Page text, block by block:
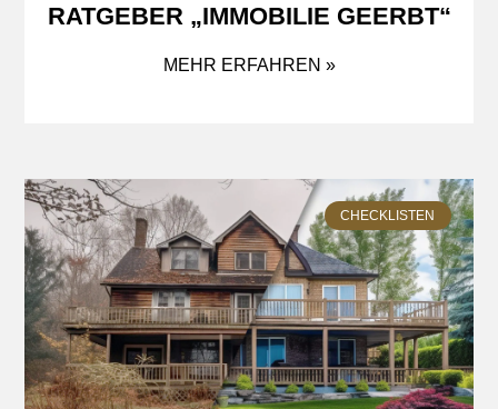
RATGEBER „IMMOBILIE GEERBT“
MEHR ERFAHREN »
CHECKLISTEN